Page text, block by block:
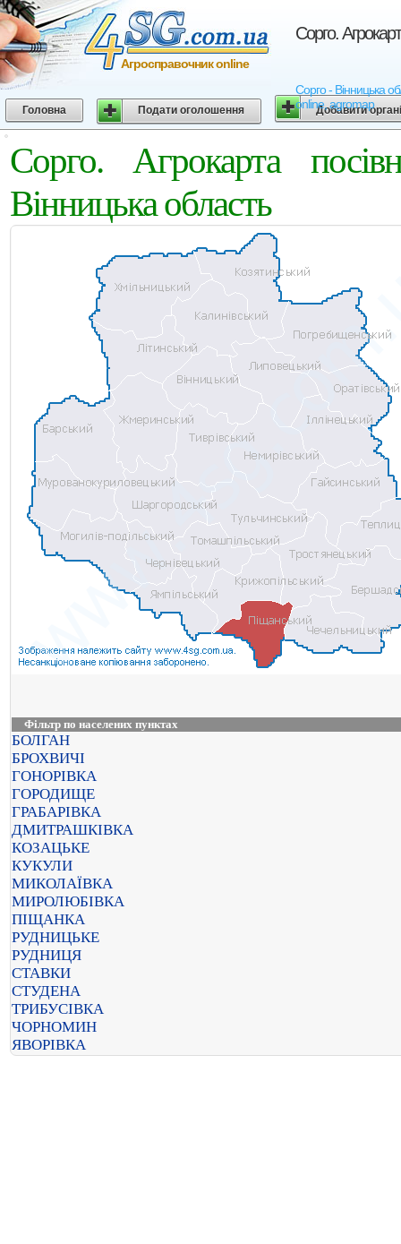
Сорго.
Сорго - Вінницька
online, agromap
Агросправочник online
Головна Подати оголошення Добавити
Сорго. Агрокарта
Вінницька область
Фільтр по населених пунктах
БОЛГАН
БРОХВИЧІ
ГОНОРІВКА
ГОРОДИЩЕ
ГРАБАРІВКА
ДМИТРАШКІВКА
КОЗАЦЬКЕ
КУКУЛИ
МИКОЛАЇВКА
МИРОЛЮБІВКА
ПІЩАНКА
РУДНИЦЬКЕ
РУДНИЦЯ
СТАВКИ
СТУДЕНА
ТРИБУСІВКА
ЧОРНОМИН
ЯВОРІВКА